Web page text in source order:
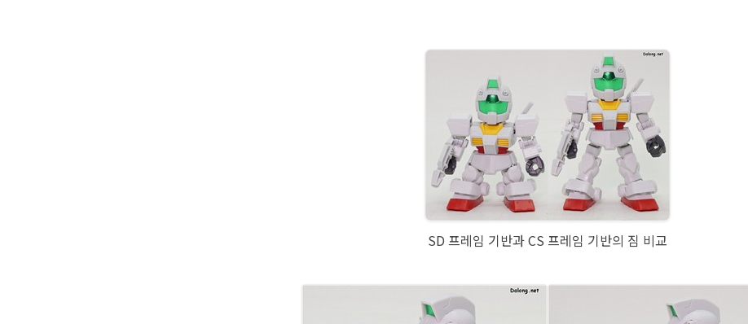
SD 프레임 기반과 CS 프레임 기반의 짐 비교